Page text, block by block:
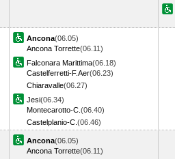
Ancona(06.05)
Ancona Torrette(06.11)
Falconara Marittima(06.18)
Castelferretti-F.Aer(06.23)
Chiaravalle(06.27)
Jesi(06.34)
Montecarotto-C. (06.40)
Castelplanio-C. (06.46)
Ancona(06.05)
Ancona Torrette(06.11)